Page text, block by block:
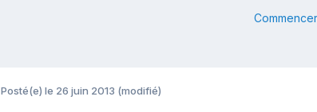
Posté(e) le 26 juin 2013 (modifié)